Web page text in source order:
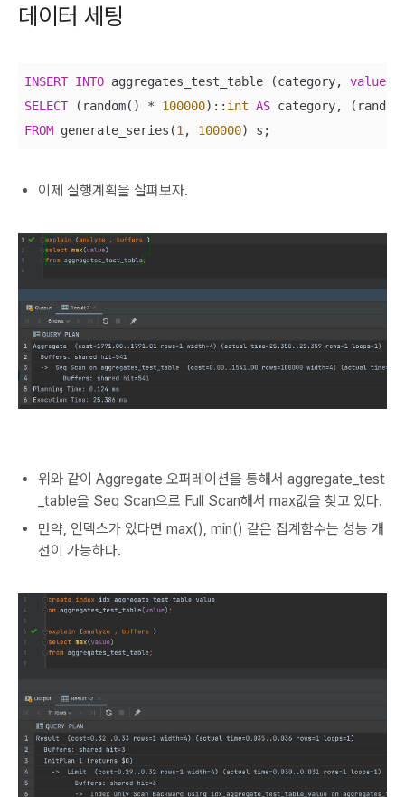
데이터 세팅
INSERT INTO aggregates_test_table (category, value
SELECT (random() * 100000):: int AS category,
FROM generate_series(1 , 100000) s;
이제 실행계획을 살펴보자.
위와 같이 Aggregate 오퍼레이션을 통해서 aggregate_test
_table을 Seq Scan으로 Full Scan해서 max값을 찾고 있다.
만약, 인덱스가 있다면 max(), min() 같은 집계함수는 성능 개
선이 가능하다.